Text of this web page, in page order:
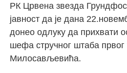
РК Црвена звезда
јавност да је дана
донео одлуку да прихвати
шефа стручног штаба
Милосављевића.